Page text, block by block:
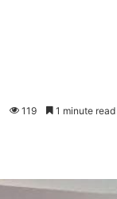
119 1 minute read